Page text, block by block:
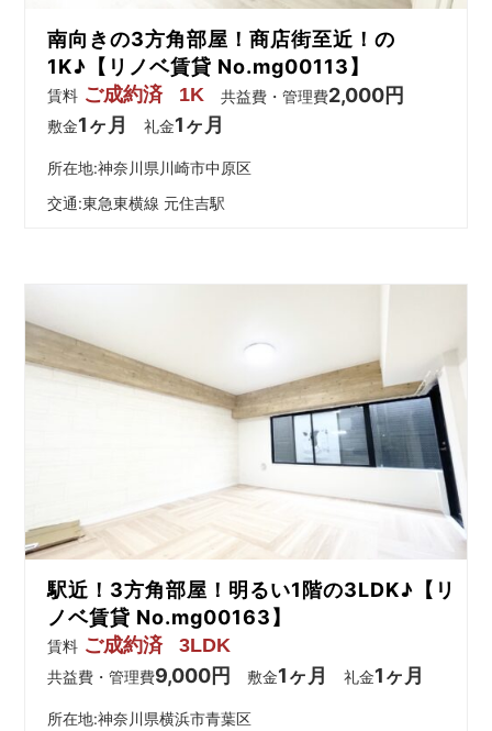
南向きの3方角部屋！商店街至近！の
1K♪【リノベ賃貸 No.mg00113】
賃料 ご成約済 1K 共益費・管理費2,000円
敷金1ヶ月 礼金1ヶ月
所在地:神奈川県川崎市中原区
交通:東急東横線 元住吉駅
駅近！3方角部屋！明るい1階の3LDK♪【リ
ノベ賃貸 No.mg00163】
賃料 ご成約済 3LDK
共益費・管理費9,000円 敷金1ヶ月 礼金1ヶ月
所在地:神奈川県横浜市青葉区